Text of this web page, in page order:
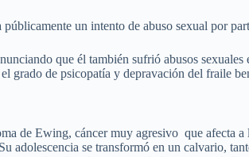
un intento de abuso sexual por
que él también sufrió abusos
grado de psicopatía y depravación del fraile
de Ewing, cáncer muy agresivo que afecta
adolescencia se transformó en un calvario,